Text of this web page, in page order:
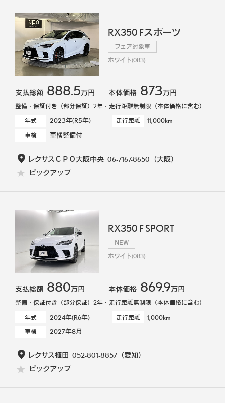
RX350 Fスポーツ
フェア対象車
ホワイト(083)
支払総額 888.5万円 本体価格 873万円
整備・保証付き（部分保証）2年・走行距離無制限（本体価格に含む）
年式
2023年(R5年) 走行距離 11,000km
車検 車検整備付
レクサスＣＰＯ大阪中央 06-7167-8650 （大阪）
ピックアップ
RX350 F SPORT
NEW
ホワイト(083)
支払総額 880万円 本体価格 869.9万円
整備・保証付き（部分保証）2年・走行距離無制限（本体価格に含む）
年式
2024年(R6年) 走行距離 1,000km
車検 2027年8月
レクサス植田 052-801-8857（愛知）
ピックアップ